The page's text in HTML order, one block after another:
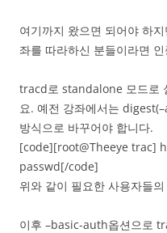
여기까지 왔으면 되어야 하
좌를 따라하신 분들이라면
tracd로 standalone 모드로
요. 예전 강좌에서는
방식으로 바꾸어야 합니다.
[code][root@Theeye trac]
passwd[/code]
위와 같이 필요한 사용자들
이후 –basic-auth옵션으로